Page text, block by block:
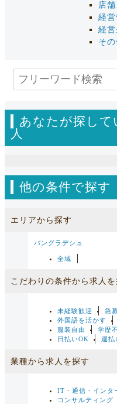
店
経営
経営
そ
あなたが探して
人
他の条件で探す
エリアから探す
バングラデシュ
全域
こだわりの条件から求人を
未経験歓迎 急
外国語を活かす
服装自由
学歴
日払いOK
週払
業種から求人を探す
IT・通信・インタ
コンサルティング